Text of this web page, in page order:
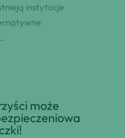
instytucje
może